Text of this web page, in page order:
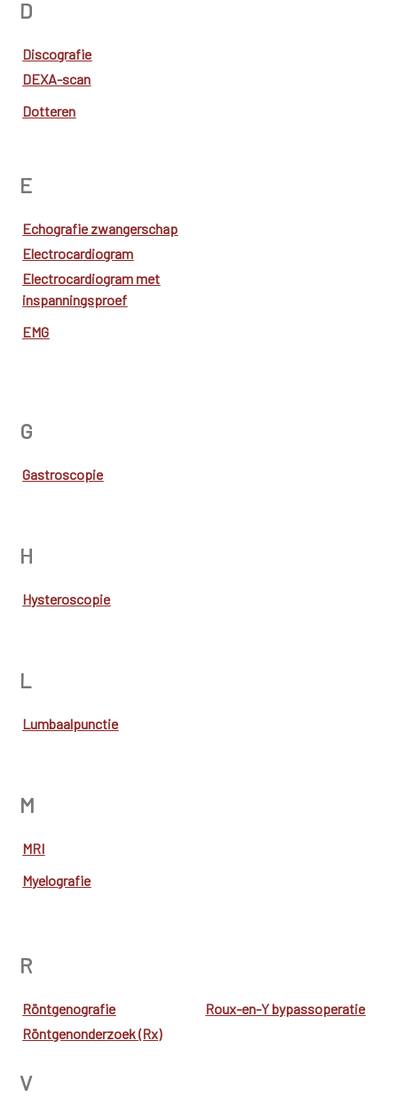
D
Discografie
DEXA-scan
Dotteren
E
Echografie zwangerschap
Electrocardiogram
Electrocardiogram met
inspanningsproef
EMG
G
Gastroscopie
H
Hysteroscopie
L
Lumbaalpunctie
M
MRI
Myelografie
R
Röntgenografie
Roux-en-Y bypassoperatie
Röntgenonderzoek (Rx)
V